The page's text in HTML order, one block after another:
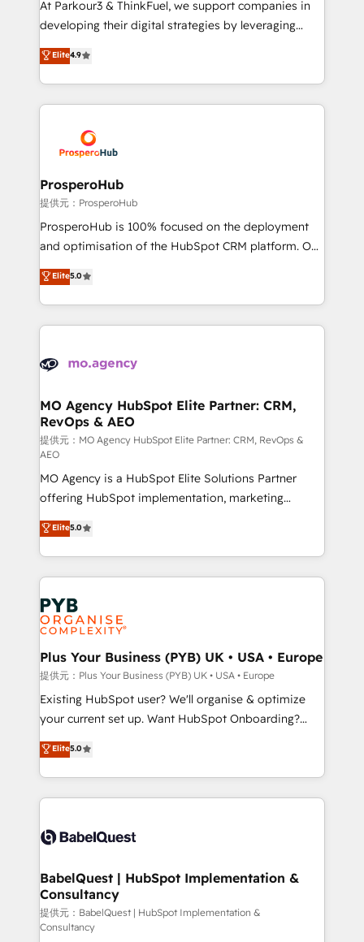
growth and positioning yourself as an undisputed
transformation process A methodology designed to
implement HubSpot effectively and optimize your
record of business transformation, our growth-first
approach has helped brands dominate their
At Parkour3 & ThinkFuel, we support companies in
developing their digital strategies by leveraging
technologies and automating their marketing and
sales processes to generate growth. Our offer spans
from Strategy to Operations. We specialize in CRM
onboarding and implementation, web design, sales
extensive experience working with tech companies
and manufacturers since 2002, we are committed to
empowering our clients and developing their
autonomy. Get to grips with HubSpot through
guided implementation and seamless integration of
the CRM platform into your digital ecosystem. Would
marketing strategy? We'll provide support tailored
to your needs and sales objectives. With 125+
Accreditations. Based in Canada (coast to coast), our
services are offered in both English & French.
Elite4.9
ProsperoHub
提供元：ProsperoHub
ProsperoHub is 100% focused on the deployment
and optimisation of the HubSpot CRM platform. Our
highly experienced team of solutions experts will
ensure that you achieve maximum adoption and
ROI from your HubSpot investment. Use our
extensive HubSpot, sales, marketing, service and
HubSpot journey, design and implement your
infrastructure to life. Our collaborative approach
keeps you in control whilst we plan and support the
route to your revenue goals. We have successfully
supported over 500 organisations with HubSpot
implementation, optimisation, training, and
adoption assurance. Our tried and tested Roadmap
methodology will ensure that you receive the best
deployment experience possible. Whether you are
new to HubSpot or seeking to turn around a poor
install, our team have the change management
expertise to deliver the solutions you need.
Elite5.0
MO Agency HubSpot Elite Partner: CRM,
RevOps & AEO
提供元：MO Agency HubSpot Elite Partner: CRM, RevOps &
AEO
MO Agency is a HubSpot Elite Solutions Partner
offering HubSpot implementation, marketing
automation, CRM and RevOps consulting, data
architecture, sales enablement, lifecycle automation,
lead scoring and revenue reporting. HubSpot,
Salesforce and integrated enterprise stacks. Digital
Marketing, Answer Engine Optimisation, and
Generative Engine Optimisation (AI Search),
HubSpot Content Hub, WordPress development,
B2B SEO, paid media, and content. We work with
enterprise and growth-led companies across
technology, professional services, financial services
and industrial sectors. Offices in Johannesburg, Cape
implementations delivered. AI visibility coverage
across ChatGPT, Claude, Perplexity, Gemini and
Innovation HubSpot Impact Award - Platform
Migration Excellence HubSpot Impact Award -
professionals.
Elite5.0
Plus Your Business (PYB) UK • USA • Europe
提供元：Plus Your Business (PYB) UK • USA • Europe
Existing HubSpot user? We'll organise & optimize
your current set up. Want HubSpot Onboarding?
We'll customise your CRM & automate your business
processes. Welcome to our Profile! We can help
with... • CRM implementation, reports & workflows,
and team training • CRM migration: Salesforce,
Custom API integrations & ERP systems inc. SAP and
super skilled members) • 150+ Clients for Sales Hub,
Marketing Hub, Service Hub, Data Hub and Website
(CMS) • ISO/IEC 27001:2022, ISO 9001:2015 and
now... ISO 42001: 2023 certified • Exclusive AI
Elite5.0
BabelQuest | HubSpot Implementation &
Consultancy
提供元：BabelQuest | HubSpot Implementation &
Consultancy